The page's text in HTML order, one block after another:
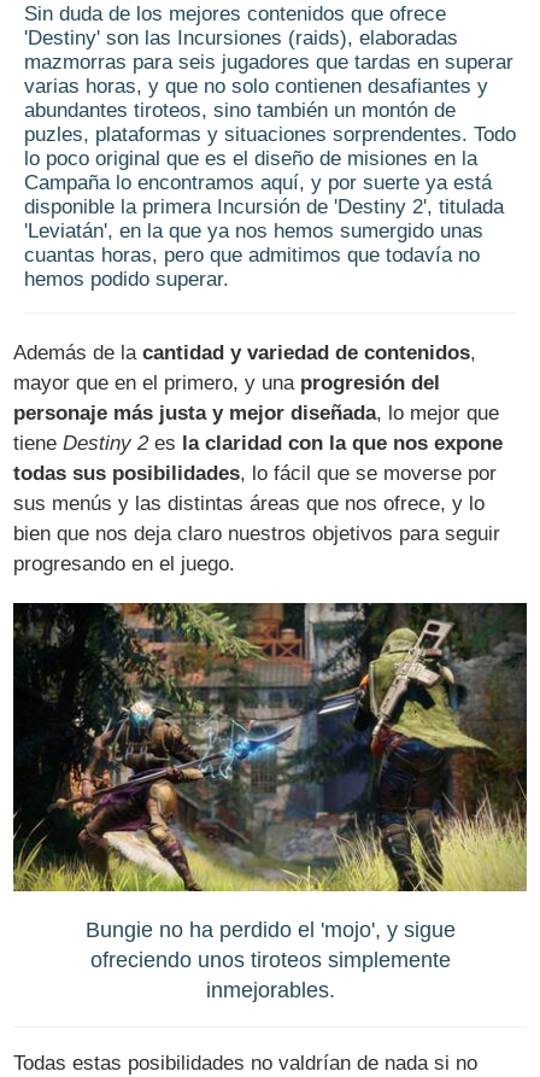
Sin duda de los mejores contenidos que ofrece
'Destiny' son las Incursiones (raids), elaboradas
mazmorras para seis jugadores que tardas en superar
varias horas, y que no solo contienen desafiantes y
abundantes tiroteos, sino también un montón de
puzles, plataformas y situaciones sorprendentes. Todo
lo poco original que es el diseño de misiones en la
Campaña lo encontramos aquí, y por suerte ya está
disponible la primera Incursión de 'Destiny 2', titulada
'Leviatán', en la que ya nos hemos sumergido unas
cuantas horas, pero que admitimos que todavía no
hemos podido superar.
Además de lacantidad y variedad de contenidos,
mayor que en el primero, y una progresión del
personaje más justa y mejor diseñada, lo mejor que
tieneDestiny 2es la claridad con la que nos expone
todas sus posibilidades, lo fácil que se moverse por
sus menús y las distintas áreas que nos ofrece, y lo
bien que nos deja claro nuestros objetivos para seguir
progresando en el juego.
Bungie no ha perdido el 'mojo', y sigue
ofreciendo unos tiroteos simplemente
inmejorables.
Todas estas posibilidades no valdrían de nada si no